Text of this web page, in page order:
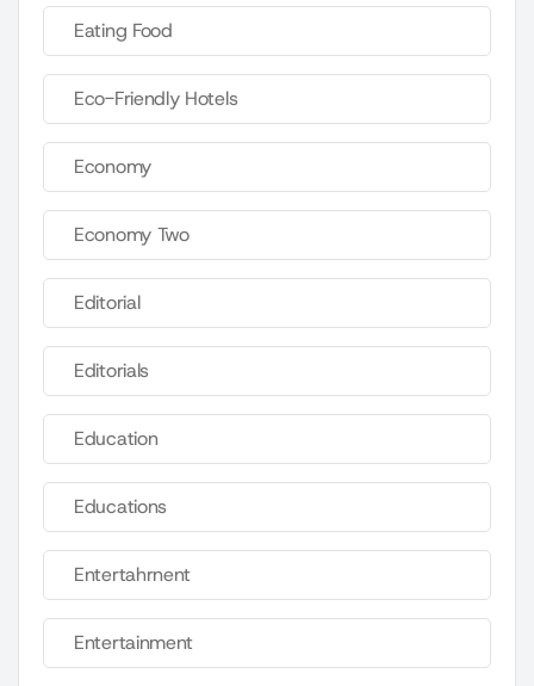
Eating Food
Eco-Friendly Hotels
Economy
Economy Two
Editorial
Editorials
Education
Educations
Entertahrnent
Entertainment